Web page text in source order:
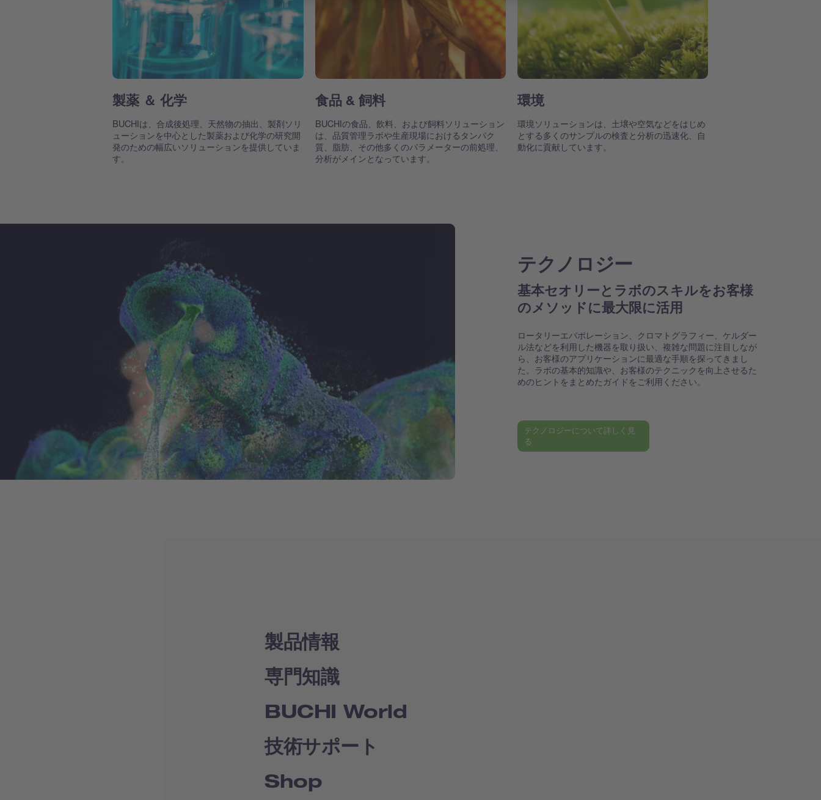
製薬 ＆ 化学
BUCHIは、合成後処理、天然物の抽出、製剤ソリ
ューションを中心とした製薬および化学の研究開
発のための幅広いソリューションを提供していま
す。
食品 & 飼料
BUCHIの食品、飲料、および飼料ソリューション
は、品質管理ラボや生産現場におけるタンパク
質、脂肪、その他多くのパラメーターの前処理、
分析がメインとなっています。
環境
環境ソリューションは、土壌や空気などをはじめ
とする多くのサンプルの検査と分析の迅速化、自
動化に貢献しています。
テクノロジー
基本セオリーとラボのスキルをお客様
のメソッドに最大限に活用
ロータリーエバポレーション、クロマトグラフィー、ケルダー
ル法などを利用した機器を取り扱い、複雑な問題に注目しなが
ら、お客様のアプリケーションに最適な手順を探ってきまし
た。ラボの基本的知識や、お客様のテクニックを向上させるた
めのヒントをまとめたガイドをご利用ください。
テクノロジーについて詳しく見
る
製品情報
専門知識
BUCHI World
技術サポート
Shop